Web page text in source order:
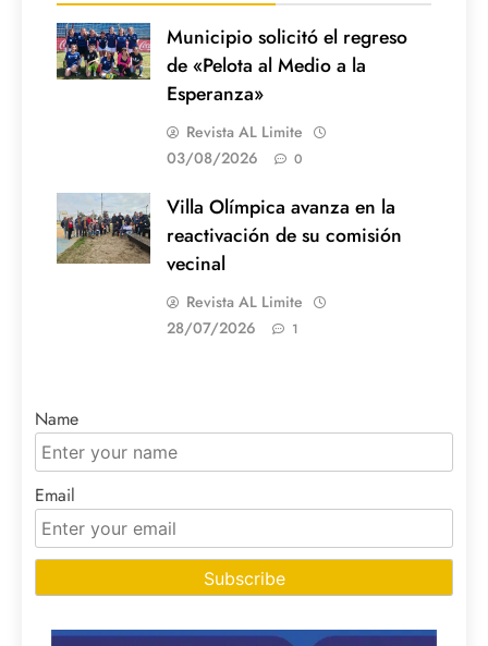
Municipio solicitó el regreso
de «Pelota al Medio a la
Esperanza»
Revista AL Limite
03/08/2026
0
Villa Olímpica avanza en la
reactivación de su comisión
vecinal
Revista AL Limite
28/07/2026
1
Name
Email